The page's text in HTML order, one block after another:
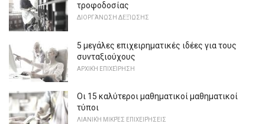
τροφοδοσίας
ΔΙΟΡΓΆΝΩΣΗ ΔΕΞΊΩΣΗΣ
5 μεγάλες επιχειρηματικές ιδέες για τους
συνταξιούχους
ΑΡΧΙΚΉ ΕΠΙΧΕΊΡΗΣΗ
Οι 15 καλύτεροι μαθηματικοί μαθηματικοί
τύποι
ΛΙΑΝΙΚΉ ΜΙΚΡΈΣ ΕΠΙΧΕΙΡΉΣΕΙΣ